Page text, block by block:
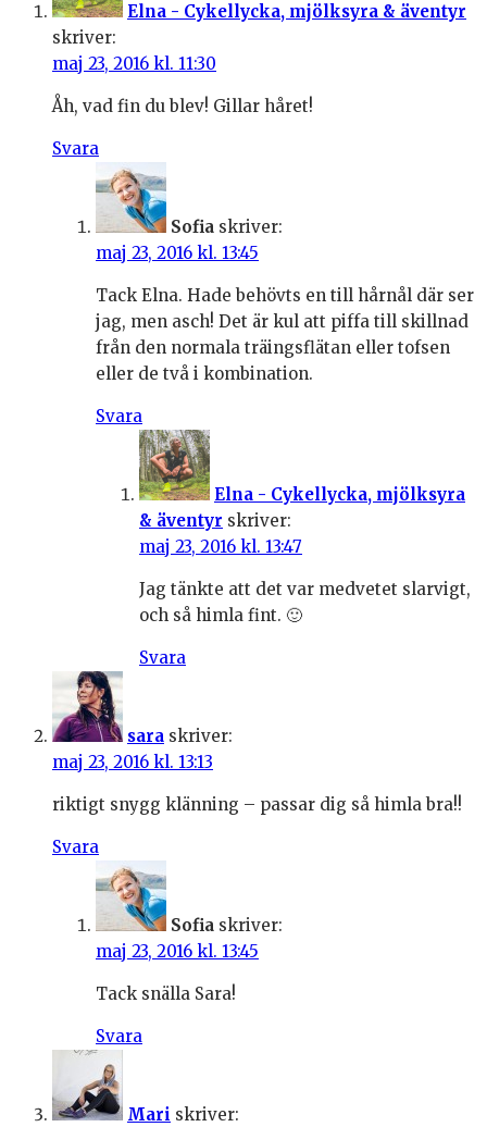
Elna - Cykellycka, mjölksyra & äventyr
skriver:
maj 23, 2016 kl. 11:30
Åh, vad fin du blev! Gillar håret!
Svara
Sofia skriver:
maj 23, 2016 kl. 13:45
Tack Elna. Hade behövts en till hårnål där ser
jag, men asch! Det är kul att piffa till skillnad
från den normala träingsflätan eller tofsen
eller de två i kombination.
Svara
Elna - Cykellycka, mjölksyra
& äventyr skriver:
maj 23, 2016 kl. 13:47
Jag tänkte att det var medvetet slarvigt,
och så himla fint. 🙂
Svara
sara skriver:
maj 23, 2016 kl. 13:13
riktigt snygg klänning – passar dig så himla bra!!
Svara
Sofia skriver:
maj 23, 2016 kl. 13:45
Tack snälla Sara!
Svara
Mari skriver: